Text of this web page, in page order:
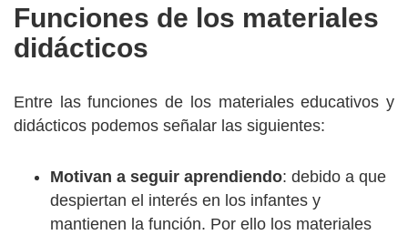
Funciones de los materiales
didácticos
Entre las funciones de los materiales educativos y
didácticos podemos señalar las siguientes:
Motivan a seguir aprendiendo: debido a que
despiertan el interés en los infantes y
mantienen la función. Por ello los materiales